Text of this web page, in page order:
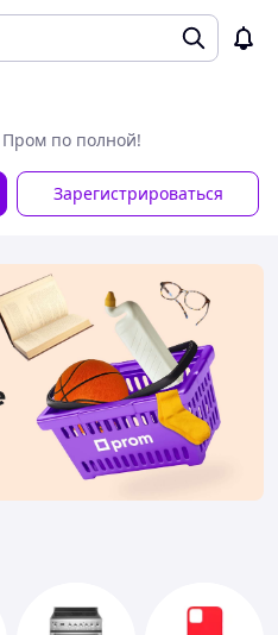
по полной!
Зарегистрироваться